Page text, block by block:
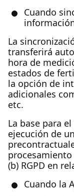
Cuando
La
transferirá
hora de
estados de
la opción de
adicionales
etc.
La base para
ejecución de
(b) RGPD en
Cuando la